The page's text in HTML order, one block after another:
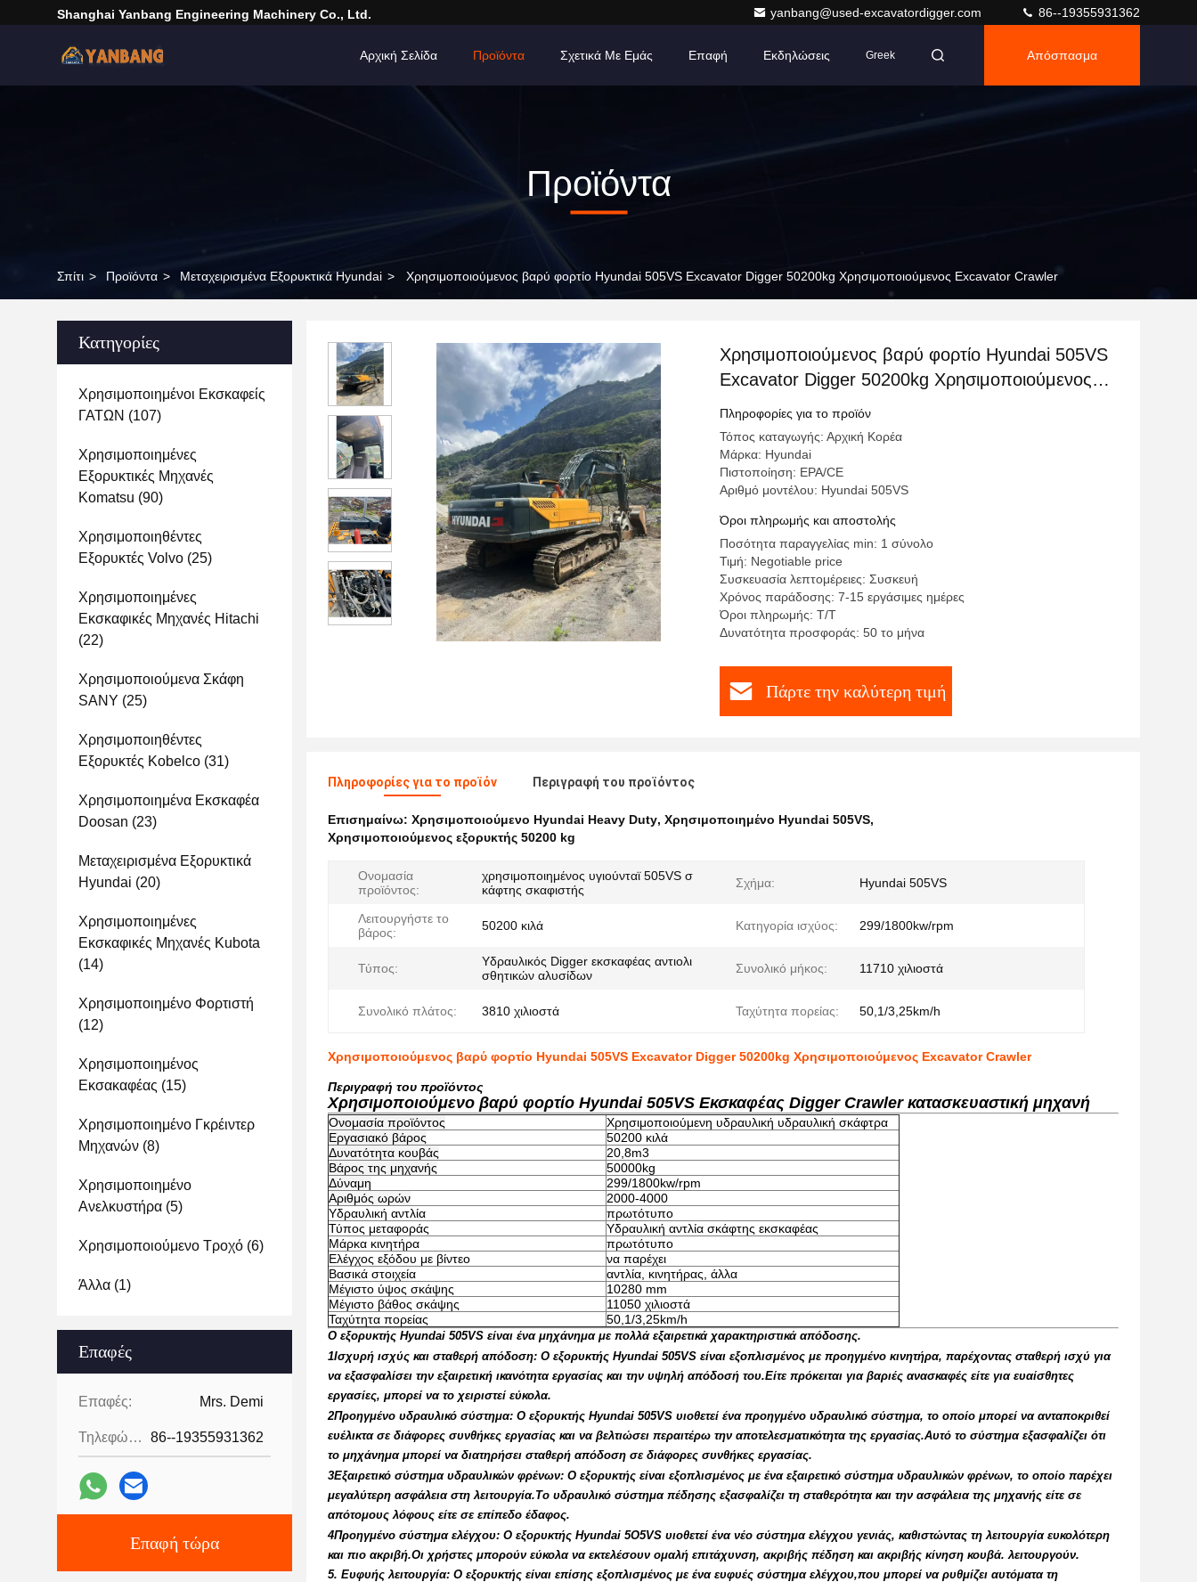
Shanghai Yanbang Engineering Machinery Co., Ltd. yanbang@used-excavatordigger.com 86--19355931362
Αρχική Σελίδα Προϊόντα Σχετικά Με Εμάς Επαφή Εκδηλώσεις Greek Απόσπασμα
Προϊόντα
Σπίτι > Προϊόντα > Μεταχειρισμένα Εξορυκτικά Hyundai > Χρησιμοποιούμενος βαρύ φορτίο Hyundai 505VS Excavator Digger 50200kg Χρησιμοποιούμενος Excavator Crawler
Κατηγορίες
Χρησιμοποιημένοι Εκσκαφείς
ΓΑΤΩΝ (107)
Χρησιμοποιημένες
Εξορυκτικές Μηχανές
Komatsu (90)
Χρησιμοποιηθέντες
Εξορυκτές Volvo (25)
Χρησιμοποιημένες
Εκσκαφικές Μηχανές Hitachi
(22)
Χρησιμοποιούμενα Σκάφη
SANY (25)
Χρησιμοποιηθέντες
Εξορυκτές Kobelco (31)
Χρησιμοποιημένα Εκσκαφέα
Doosan (23)
Μεταχειρισμένα Εξορυκτικά
Hyundai (20)
Χρησιμοποιημένες
Εκσκαφικές Μηχανές Kubota
(14)
Χρησιμοποιημένο Φορτιστή
(12)
Χρησιμοποιημένος
Εκσακαφέας (15)
Χρησιμοποιημένο Γκρέιντερ
Μηχανών (8)
Χρησιμοποιημένο
Ανελκυστήρα (5)
Χρησιμοποιούμενο Τροχό (6)
Άλλα (1)
Επαφές
Επαφές: Mrs. Demi
Τηλεφώνημα: 86--19355931362
Επαφή τώρα
Χρησιμοποιούμενος βαρύ φορτίο Hyundai 505VS
Excavator Digger 50200kg Χρησιμοποιούμενος
Excavator Crawler
Πληροφορίες για το προϊόν
Τόπος καταγωγής: Αρχική Κορέα
Μάρκα: Hyundai
Πιστοποίηση: EPA/CE
Αριθμό μοντέλου: Hyundai 505VS
Όροι πληρωμής και αποστολής
Ποσότητα παραγγελίας min: 1 σύνολο
Τιμή: Negotiable price
Συσκευασία λεπτομέρειες: Συσκευή
Χρόνος παράδοσης: 7-15 εργάσιμες ημέρες
Όροι πληρωμής: Τ/Τ
Δυνατότητα προσφοράς: 50 το μήνα
Πάρτε την καλύτερη τιμή
Πληροφορίες για το προϊόν Περιγραφή του προϊόντος
Επισημαίνω: Χρησιμοποιούμενο Hyundai Heavy Duty, Χρησιμοποιημένο Hyundai 505VS,
Χρησιμοποιούμενος εξορυκτής 50200 kg
Ονομασία
προϊόντος:
χρησιμοποιημένος υγιούνταϊ 505VS σ
κάφτης σκαφιστής
Σχήμα: Hyundai 505VS
Λειτουργήστε το
βάρος:
50200 κιλά Κατηγορία ισχύος: 299/1800kw/rpm
Τύπος:
Υδραυλικός Digger εκσκαφέας αντιολι
σθητικών αλυσίδων
Συνολικό μήκος: 11710 χιλιοστά
Συνολικό πλάτος: 3810 χιλιοστά Ταχύτητα πορείας: 50,1/3,25km/h
Χρησιμοποιούμενος βαρύ φορτίο Hyundai 505VS Excavator Digger 50200kg Χρησιμοποιούμενος Excavator Crawler
Περιγραφή του προϊόντος
Χρησιμοποιούμενο βαρύ φορτίο Hyundai 505VS Εκσκαφέας Digger Crawler κατασκευαστική μηχανή
Ονομασία προϊόντος
Χρησιμοποιούμενη υδραυλική υδραυλική σκάφτρα
Εργασιακό βάρος
50200 κιλά
Δυνατότητα κουβάς
20,8m3
Βάρος της μηχανής
50000kg
Δύναμη
299/1800kw/rpm
Αριθμός ωρών
2000-4000
Υδραυλική αντλία
πρωτότυπο
Τύπος μεταφοράς
Υδραυλική αντλία σκάφτης εκσκαφέας
Μάρκα κινητήρα
πρωτότυπο
Ελέγχος εξόδου με βίντεο
να παρέχει
Βασικά στοιχεία
αντλία, κινητήρας, άλλα
Μέγιστο ύψος σκάψης
10280 mm
Μέγιστο βάθος σκάψης
11050 χιλιοστά
Ταχύτητα πορείας
50,1/3,25km/h
Ο εξορυκτής Hyundai 505VS είναι ένα μηχάνημα με πολλά εξαιρετικά χαρακτηριστικά απόδοσης.
1Ισχυρή ισχύς και σταθερή απόδοση: Ο εξορυκτής Hyundai 505VS είναι εξοπλισμένος με προηγμένο κινητήρα, παρέχοντας σταθερή ισχύ για
να εξασφαλίσει την εξαιρετική ικανότητα εργασίας και την υψηλή απόδοσή του.Είτε πρόκειται για βαριές ανασκαφές είτε για ευαίσθητες
εργασίες, μπορεί να το χειριστεί εύκολα.
2Προηγμένο υδραυλικό σύστημα: Ο εξορυκτής Hyundai 505VS υιοθετεί ένα προηγμένο υδραυλικό σύστημα, το οποίο μπορεί να ανταποκριθεί
ευέλικτα σε διάφορες συνθήκες εργασίας και να βελτιώσει περαιτέρω την αποτελεσματικότητα της εργασίας.Αυτό το σύστημα εξασφαλίζει ότι
το μηχάνημα μπορεί να διατηρήσει σταθερή απόδοση σε διάφορες συνθήκες εργασίας.
3Εξαιρετικό σύστημα υδραυλικών φρένων: Ο εξορυκτής είναι εξοπλισμένος με ένα εξαιρετικό σύστημα υδραυλικών φρένων, το οποίο παρέχει
μεγαλύτερη ασφάλεια στη λειτουργία.Το υδραυλικό σύστημα πέδησης εξασφαλίζει τη σταθερότητα και την ασφάλεια της μηχανής είτε σε
απότομους λόφους είτε σε επίπεδο έδαφος.
4Προηγμένο σύστημα ελέγχου: Ο εξορυκτής Hyundai 5O5VS υιοθετεί ένα νέο σύστημα ελέγχου γενιάς, καθιστώντας τη λειτουργία ευκολότερη
και πιο ακριβή.Οι χρήστες μπορούν εύκολα να εκτελέσουν ομαλή επιτάχυνση, ακριβής πέδηση και ακριβής κίνηση κουβά. λειτουργούν.
5. Ευφυής λειτουργία: Ο εξορυκτής είναι επίσης εξοπλισμένος με ένα ευφυές σύστημα ελέγχου,που μπορεί να ρυθμίζει αυτόματα τη